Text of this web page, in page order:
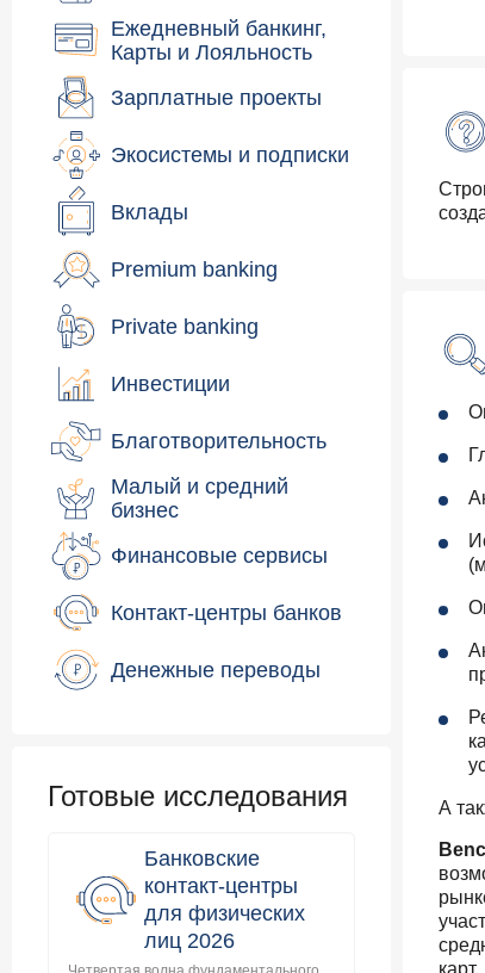
Ежедневный банкинг,
Карты и Лояльность
Зарплатные проекты
Экосистемы и подписки
Вклады
Premium banking
Private banking
Инвестиции
Благотворительность
Малый и средний
бизнес
Финансовые сервисы
Контакт-центры банков
Денежные переводы
Готовые исследования
Банковские
контакт-центры
для физических
лиц 2026
А
карт.